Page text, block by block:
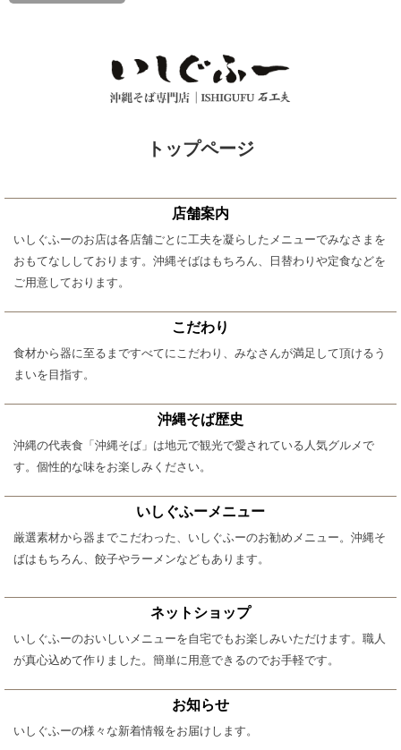
トップページ
店舗案内
いしぐふーのお店は各店舗ごとに工夫を凝らしたメニューでみなさまを
おもてなししております。沖縄そばはもちろん、日替わりや定食などを
ご用意しております。
こだわり
食材から器に至るまですべてにこだわり、みなさんが満足して頂けるう
まいを目指す。
沖縄そば歴史
沖縄の代表食「沖縄そば」は地元で観光で愛されている人気グルメで
す。個性的な味をお楽しみください。
いしぐふーメニュー
厳選素材から器までこだわった、いしぐふーのお勧めメニュー。沖縄そ
ばはもちろん、餃子やラーメンなどもあります。
ネットショップ
いしぐふーのおいしいメニューを自宅でもお楽しみいただけます。職人
が真心込めて作りました。簡単に用意できるのでお手軽です。
お知らせ
いしぐふーの様々な新着情報をお届けします。